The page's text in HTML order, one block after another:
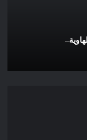
و الصائب
و
الذي يريد
السياسي .
المبدئية
كثيرا ما